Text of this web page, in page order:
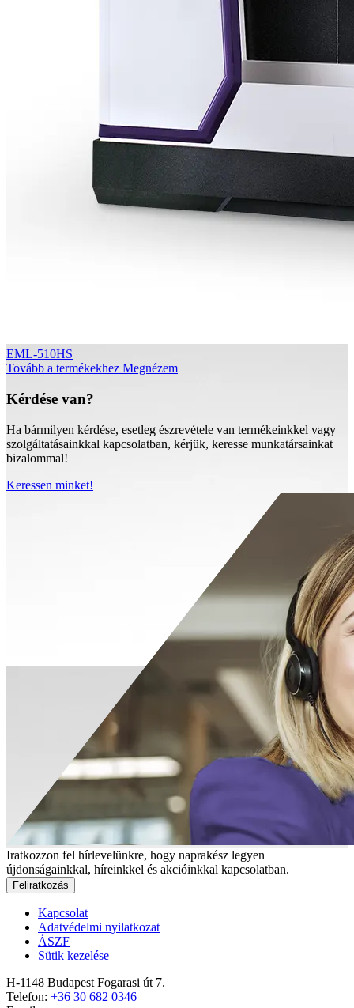
EML-510HS
Tovább a termékekhez Megnézem
Kérdése van?
Ha bármilyen kérdése, esetleg észrevétele van termékeinkkel vagy
szolgáltatásainkkal kapcsolatban, kérjük, keresse munkatársainkat
bizalommal!
Keressen minket!
Iratkozzon fel hírlevelünkre, hogy naprakész legyen
újdonságainkkal, híreinkkel és akcióinkkal kapcsolatban.
Feliratkozás
Kapcsolat
Adatvédelmi nyilatkozat
ÁSZF
Sütik kezelése
H-1148 Budapest Fogarasi út 7.
Telefon: +36 30 682 0346